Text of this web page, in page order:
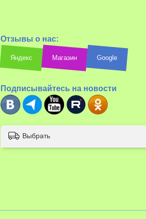
Отзывы о нас:
Яндекс Магазин Google
Подписывайтесь на новости
Выбрать